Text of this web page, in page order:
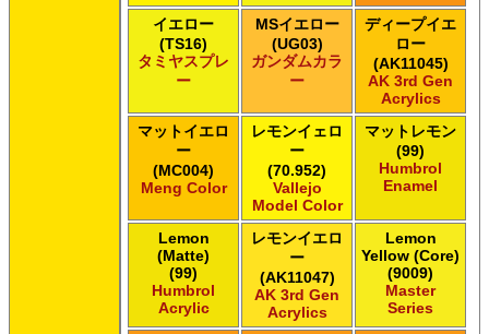
イエロー
(TS16)
タミヤスプレ
ー
MSイエロー
(UG03)
ガンダムカラ
ー
ディープイエ
ロー
(AK11045)
AK 3rd Gen
Acrylics
マットイエロ
ー
(MC004)
Meng Color
レモンイェロ
ー
(70.952)
Vallejo
Model Color
マットレモン
(99)
Humbrol
Enamel
Lemon
(Matte)
(99)
Humbrol
Acrylic
レモンイエロ
ー
(AK11047)
AK 3rd Gen
Acrylics
Lemon
Yellow (Core)
(9009)
Master
Series